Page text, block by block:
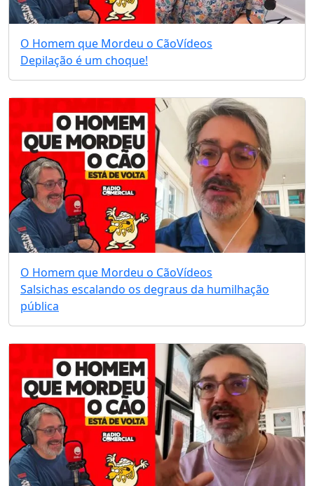
O Homem que Mordeu o CãoVídeos
Depilação é um choque!
O Homem que Mordeu o CãoVídeos
Salsichas escalando os degraus da humilhação
pública